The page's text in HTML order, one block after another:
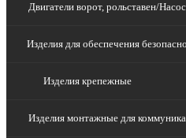
Двигатели ворот, рольставен/
Изделия для обеспечения
Изделия крепежные
Изделия монтажные для